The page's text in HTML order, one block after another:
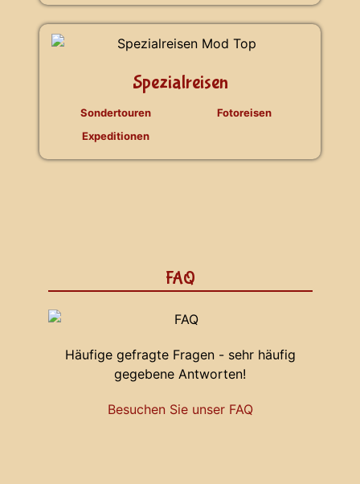
Spezialreisen
Sondertouren
Expeditionen
Fotoreisen
FAQ
Häufige gefragte Fragen - sehr häufig
gegebene Antworten!
Besuchen Sie unser FAQ